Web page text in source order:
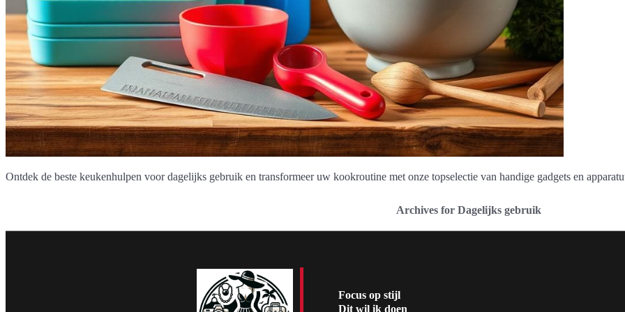
Ontdek de beste keukenhulpen voor dagelijks gebruik en transformeer uw kookroutine met onze topselectie van handige gadgets en
Archives for Dagelijks gebruik
Focus op stijl
Dit wil ik doen